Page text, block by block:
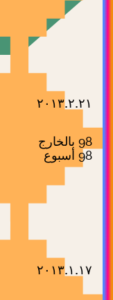
٢٠١٣.٢.٢١
98 بالخارج
98 أسبوع
٢٠١٣.١.١٧